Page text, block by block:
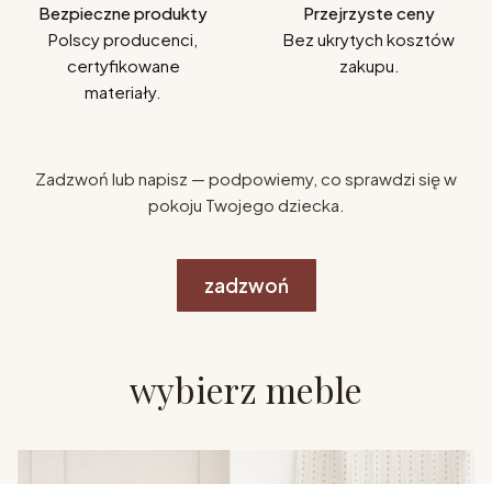
Bezpieczne produkty
Polscy producenci,
certyfikowane
materiały.
Przejrzyste ceny
Bez ukrytych kosztów
zakupu.
Zadzwoń lub napisz — podpowiemy, co sprawdzi się w
pokoju Twojego dziecka.
zadzwoń
wybierz meble